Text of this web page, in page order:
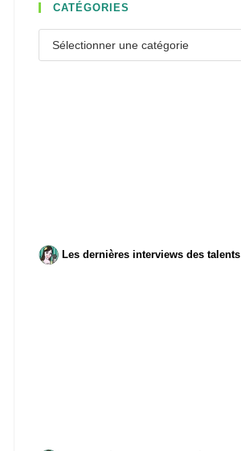
CATÉGORIES
Les dernières interviews des talents